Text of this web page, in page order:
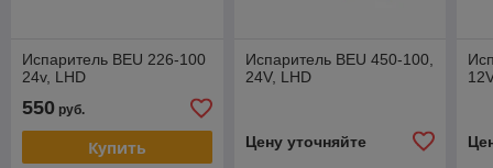
Испаритель BEU 226-100
24v, LHD
550 руб.
Купить
Испаритель BEU 450-100,
24V, LHD
Цену уточняйте